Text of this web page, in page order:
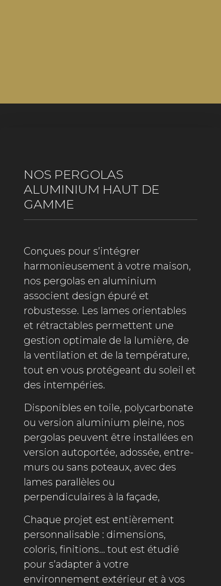
NOS PERGOLAS
ALUMINIUM HAUT DE
GAMME
Conçues pour s’intégrer
harmonieusement à votre maison,
nos pergolas en aluminium
associent design épuré et
robustesse. Les lames orientables
et rétractables permettent une
gestion optimale de la lumière, de
la ventilation et de la température,
tout en vous protégeant du soleil et
des intempéries.
Disponibles en toile, polycarbonate
ou version aluminium pleine, nos
pergolas peuvent être installées en
version autoportée, adossée, entre-
murs ou sans poteaux, avec des
lames parallèles ou
perpendiculaires à la façade,
Chaque projet est entièrement
personnalisable : dimensions,
coloris, finitions… tout est étudié
pour s’adapter à votre
environnement extérieur et à vos